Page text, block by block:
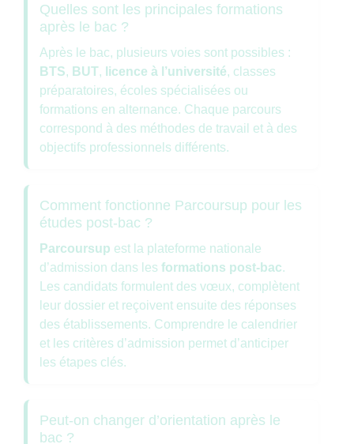
Quelles sont les principales formations
après le bac ?
Après le bac, plusieurs voies sont possibles :
BTS, BUT, licence à l’université, classes
préparatoires, écoles spécialisées ou
formations en alternance. Chaque parcours
correspond à des méthodes de travail et à des
objectifs professionnels différents.
Comment fonctionne Parcoursup pour les
études post-bac ?
Parcoursup est la plateforme nationale
d’admission dans les formations post-bac.
Les candidats formulent des vœux, complètent
leur dossier et reçoivent ensuite des réponses
des établissements. Comprendre le calendrier
et les critères d’admission permet d’anticiper
les étapes clés.
Peut-on changer d’orientation après le
bac ?